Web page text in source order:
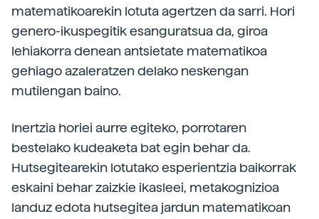
matematikoarekin lotuta agertzen da sarri. Hori
genero-­ikuspegitik esanguratsua da, giroa
lehiakorra denean antsietate matematikoa
gehiago azaleratzen delako neskengan
mutilengan baino.
Inertzia horiei aurre egiteko, porrotaren
bestelako kudeaketa bat egin behar da.
Hutsegitearekin lotutako esperientzia baikorrak
eskaini behar zaizkie ikasleei, metakognizioa
landuz edota hutsegitea jardun matematikoan